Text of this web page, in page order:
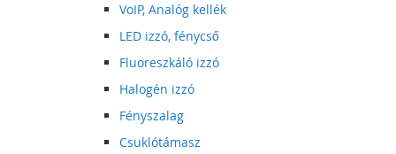
VoIP, Analóg kellék
LED izzó, fénycső
Fluoreszkáló izzó
Halogén izzó
Fényszalag
Csuklótámasz